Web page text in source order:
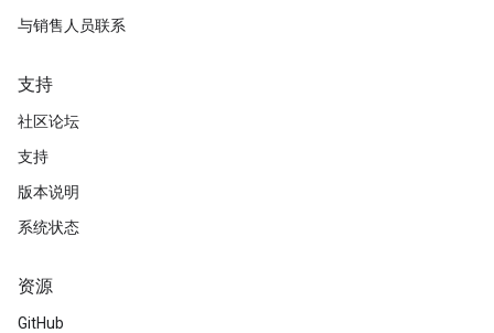
与销售人员联系
支持
社区论坛
支持
版本说明
系统状态
资源
GitHub